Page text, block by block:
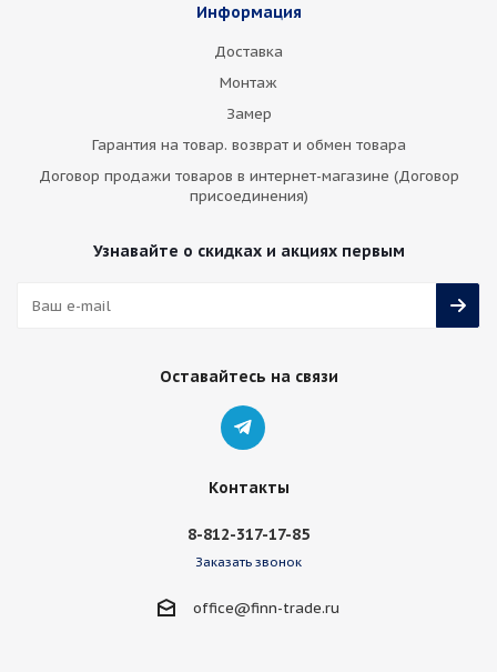
Информация
Доставка
Монтаж
Замер
Гарантия на товар. возврат и обмен товара
Договор продажи товаров в интернет-магазине (Договор
присоединения)
Узнавайте о скидках и акциях первым
Оставайтесь на связи
Контакты
8-812-317-17-85
Заказать звонок
office@finn-trade.ru